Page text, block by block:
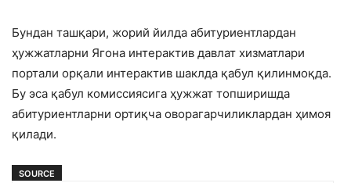
Бундан ташқари, жорий йилда абитуриентлардан
ҳужжатларни Ягона интерактив давлат хизматлари
портали орқали интерактив шаклда қабул қилинмоқда.
Бу эса қабул комиссиясига ҳужжат топширишда
абитуриентларни ортиқча оворагарчиликлардан ҳимоя
қилади.
SOURCE